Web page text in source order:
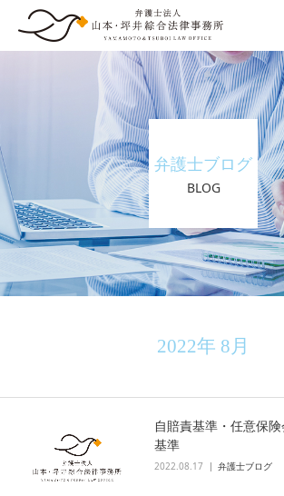
弁護士ブログ
BLOG
2022年 8月
自賠責基準・任意保
基準
2022.08.17 弁護士ブログ
交通事故の流れ
事務所紹介
弁護士紹介
ご相談の流れ
弁護士費用